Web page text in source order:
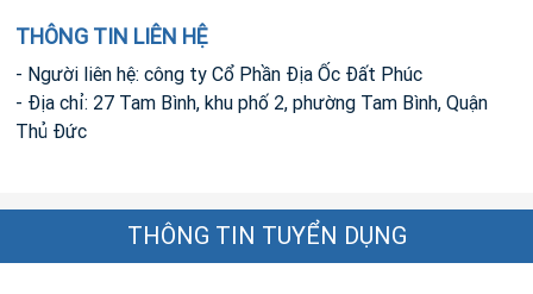
THÔNG TIN LIÊN HỆ
- Người liên hệ: công ty Cổ Phần Địa Ốc Đất Phúc
- Địa chỉ: 27 Tam Bình, khu phố 2, phường Tam Bình, Quận
Thủ Đức
THÔNG TIN TUYỂN DỤNG